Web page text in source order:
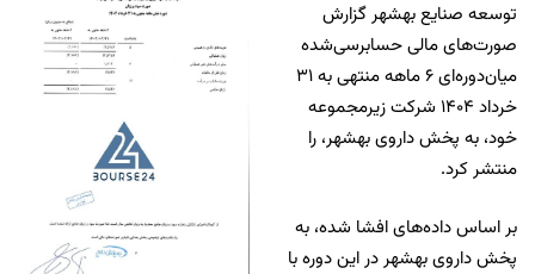
توسعه صنایع بهشهر گزارش
صورت‌های مالی حسابرسی‌شده
میان‌دوره‌ای ۶ ماهه منتهی به ۳۱
خرداد ۱۴۰۴ شرکت زیرمجموعه
خود، به پخش داروی بهشهر، را
منتشر کرد.
بر اساس داده‌های افشا شده، به
پخش داروی بهشهر در این دوره با